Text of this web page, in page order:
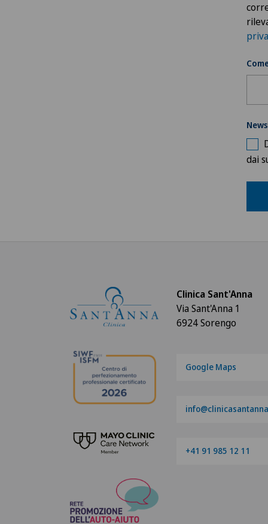
dai
Clinica Sant'Anna
Via Sant'Anna 1
6924 Sorengo
Google Maps
+41 91 985 12 11